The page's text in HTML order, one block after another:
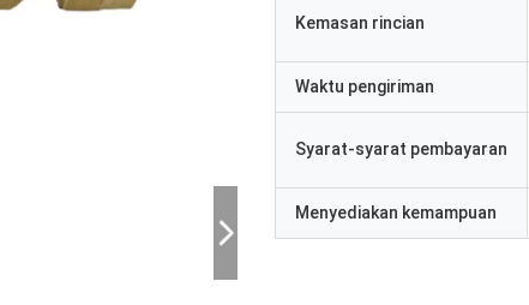
Kemasan rincian
Waktu pengiriman
Syarat-syarat pembayaran
Menyediakan kemampuan